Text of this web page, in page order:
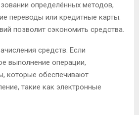
определённых методов,
переводы или кредитные карты.
позволит сэкономить средства.
средств. Если
выполнение операции,
которые обеспечивают
такие как электронные